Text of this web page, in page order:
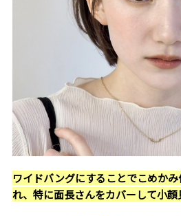
ワイドバングにすることでこめか
れ、特に面長さんをカバーして小顔